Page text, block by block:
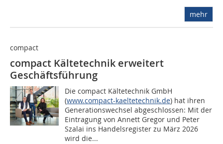
mehr
compact
compact Kältetechnik erweitert
Geschäftsführung
Die compact Kältetechnik GmbH
(www.compact-kaeltetechnik.de) hat ihren
Generationswechsel abgeschlossen: Mit der
Eintragung von Annett Gregor und Peter
Szalai ins Handelsregister zu März 2026
wird die...